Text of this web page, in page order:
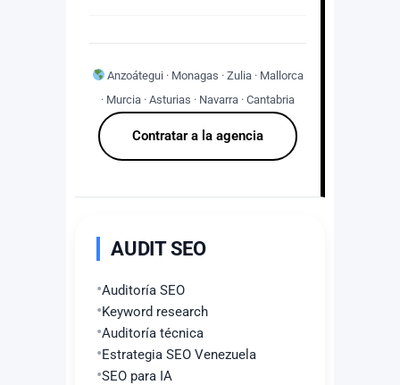
Anzoátegui · Monagas · Zulia · Mallorca
· Murcia · Asturias · Navarra · Cantabria
Contratar a la agencia
AUDIT SEO
Auditoría SEO
Keyword research
Auditoría técnica
Estrategia SEO Venezuela
SEO para IA